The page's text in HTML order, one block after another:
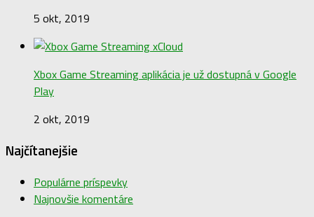
5 okt, 2019
Xbox Game Streaming aplikácia je už dostupná v Google
Play
2 okt, 2019
Najčítanejšie
Populárne príspevky
Najnovšie komentáre